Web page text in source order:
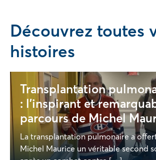
Découvrez toutes
histoires
Transplantation
: l’inspirant et
parcours de Michel
La transplantation pulmonaire a
Michel Maurice un véritable second